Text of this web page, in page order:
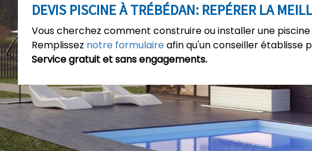
DEVIS PISCINE À TRÉBÉDAN: REPÉRER LA
Vous cherchez comment construire ou installer une
Remplissez notre formulaireafin qu'un conseiller établisse
Service gratuit et sans engagements.